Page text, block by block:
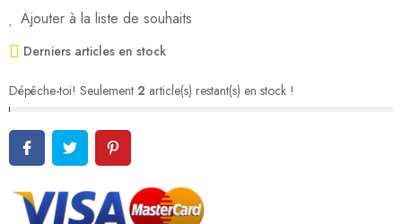
Ajouter à la liste de souhaits
Derniers articles en stock
Dépêche-toi! Seulement 2 article(s) restant(s) en stock !